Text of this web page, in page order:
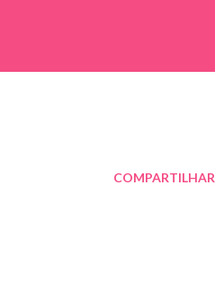
COMPARTILHAR